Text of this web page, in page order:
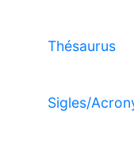
Thésaurus
Sigles/